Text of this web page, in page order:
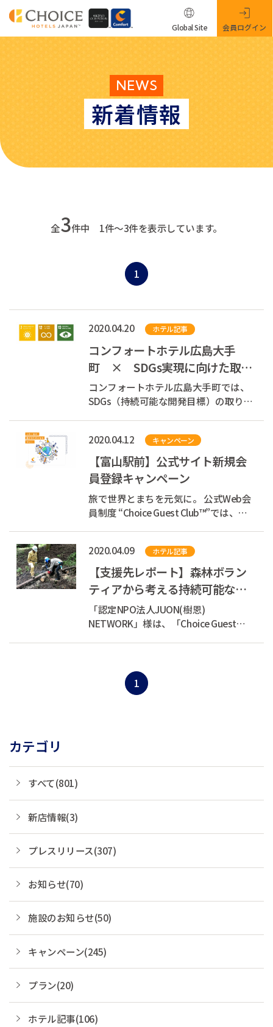
NEWS
新着情報
Global Site 会員ログイン
全3件中 1件～3件を表示しています。
1
2020.04.20 ホテル記事
コンフォートホテル広島大手
町 × SDGs実現に向けた取り
組み
コンフォートホテル広島大手町では、
SDGs（持続可能な開発目標）の取り組
ズ）とは 2015年9月の国連サミットで
採択された、「持続可能な開発のため
の2030アジェンダ」にて記載されてい
る2...
2020.04.12 キャンペーン
【富山駅前】公式サイト新規会
員登録キャンペーン
旅で世界とまちを元気に。 公式Web会
員制度 “Choice Guest Club™”では、お
に、世界とまちを元気にできる、そん
な素敵な循環をつくります。 現在、会
員登録キャンペーン...
2020.04.09 ホテル記事
【支援先レポート】森林ボラン
ティアから考える持続可能な社
会
「認定NPO法人JUON(樹恩)
NETWORK」様は、「Choice Guest
にこれまで複数回参加してきました。
1
カテゴリ
すべて(801)
新店情報(3)
プレスリリース(307)
お知らせ(70)
施設のお知らせ(50)
キャンペーン(245)
プラン(20)
ホテル記事(106)